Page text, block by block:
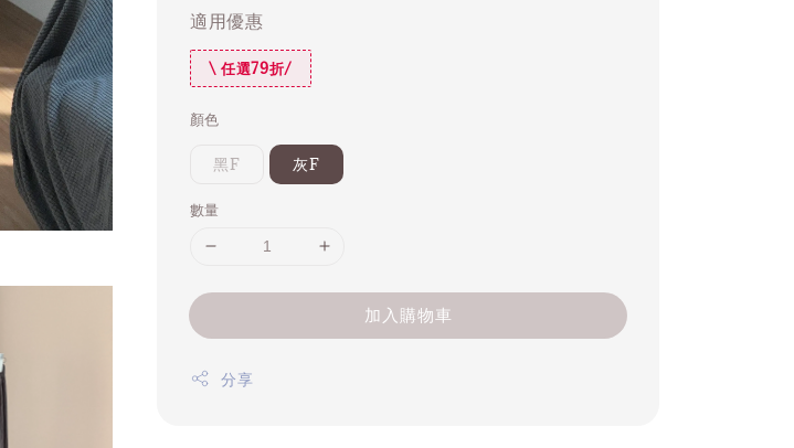
適用優惠
\ 任選79折/
顏色
黑F 灰F
數量
加入購物車
分享